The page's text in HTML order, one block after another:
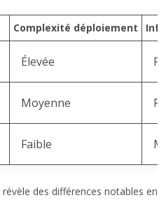
Complexité déploiement
Élevée
Moyenne
Faible
des différences notables en